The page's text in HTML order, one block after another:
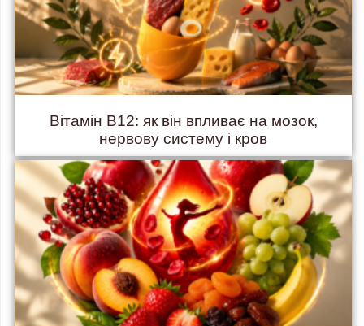
Вітамін B12: як він впливає на мозок,
нервову систему і кров